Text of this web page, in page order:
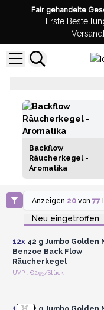
Fair gehandelte
Erste
Backflow
Räucherkegel -
Aromatika
Anzeigen 20 von77
Neu eingetroffen
Anmelden oder
Registrieren für
Großhandelspreise
12x42 g Jumbo Golden
Benzoe Back Flow
Räucherkegel
UVP : €2.95/StückAnmelden oder